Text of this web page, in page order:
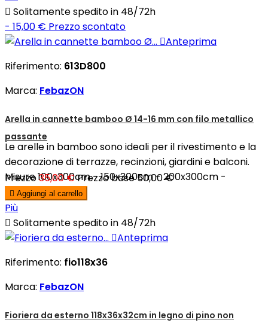
 Solitamente spedito in 48/72h
- 15,00 € Prezzo scontato
Anteprima
Riferimento: 613D800
Marca: FebazON
Arella in cannette bamboo Ø 14-16 mm con filo metallico
passante
Le arelle in bamboo sono ideali per il rivestimento e la
decorazione di terrazze, recinzioni, giardini e balconi.
Misure 100x300cm - 150x300cm - 200x300cm -
250x300cm
Prezzo35,00 €Prezzo base50,00 €
 Aggiungi al carrello
Più
 Solitamente spedito in 48/72h
Anteprima
Riferimento: fio118x36
Marca: FebazON
Fioriera da esterno 118x36x32cm in legno di pino non